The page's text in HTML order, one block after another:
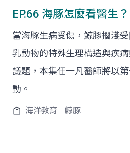
EP.66 海豚怎麼看醫生
當海豚生病受傷，鯨豚擱淺
乳動物的特殊生理構造與疾
議題，本集任一凡醫師將以
動。
海洋教育 鯨豚